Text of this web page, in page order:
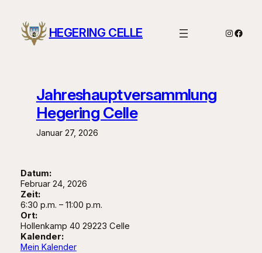
Inhalt
springen
HEGERING CELLE
Jahreshauptversammlung
Hegering Celle
Januar 27, 2026
Datum:
Februar 24, 2026
Zeit:
6:30 p.m. – 11:00 p.m.
Ort:
Hollenkamp 40 29223 Celle
Kalender:
Mein Kalender